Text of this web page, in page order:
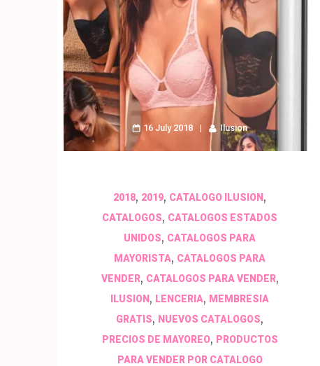
16 July 2018 Ilusion
2018, 2019, CATALOGO ILUSION ,
CATALOGOS, CATALOGOS ESTADOS
UNIDOS, CATALOGOS PARA
MAYORISTA, CATALOGOS PARA
VENDER, CATALOGOS PARA VENDER,
ILUSION , LENCERIA, MEMBRESIA
GRATIS, NUEVOS CATALOGOS,
PRECIOS DE MAYOREO, PRODUCTOS
PARA VENDER POR CATALOGO